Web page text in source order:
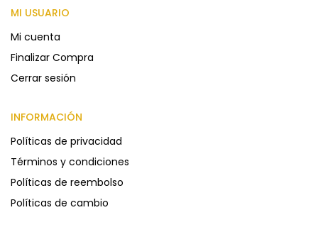
MI USUARIO
Mi cuenta
Finalizar Compra
Cerrar sesión
INFORMACIÓN
Políticas de privacidad
Términos y condiciones
Políticas de reembolso
Políticas de cambio